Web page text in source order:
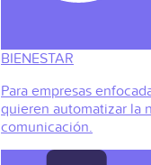
BIENESTAR
Para empresas
quieren automatizar la
comunicación.